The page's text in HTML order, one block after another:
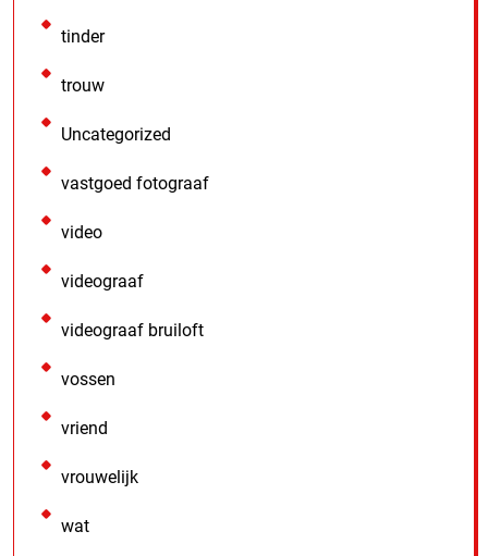
tinder
trouw
Uncategorized
vastgoed fotograaf
video
videograaf
videograaf bruiloft
vossen
vriend
vrouwelijk
wat